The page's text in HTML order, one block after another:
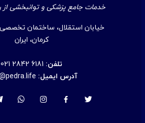
خدمات جامع پزشکی و توانبخشی از
خیابان استقلال، ساختمان
کرمان، ایران
تلفن: 021 2842 6181
آدرس ایمیل: